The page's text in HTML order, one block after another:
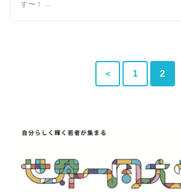
す〜！ ...
＜ 1 2